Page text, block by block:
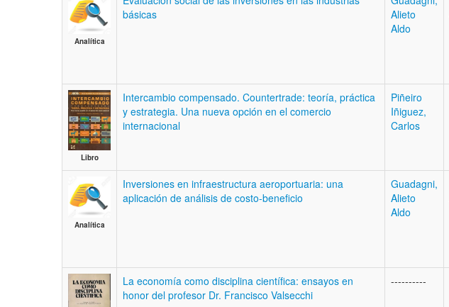
Analítica
básicas
Alieto
Aldo
Libro
Intercambio compensado. Countertrade: teoría, práctica
y estrategia. Una nueva opción en el comercio
internacional
Piñeiro
Iñiguez,
Carlos
Analítica
Inversiones en infraestructura aeroportuaria: una
aplicación de análisis de costo-beneficio
Guadagni,
Alieto
Aldo
La economía como disciplina científica: ensayos en
honor del profesor Dr. Francisco Valsecchi
----------